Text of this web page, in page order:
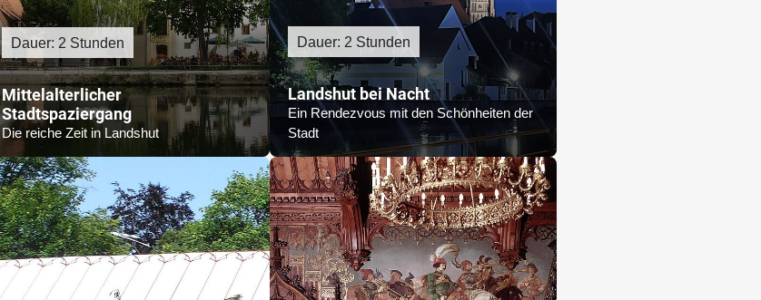
Dauer: 2 Stunden
Mittelalterlicher
Stadtspaziergang
Die reiche Zeit in Landshut
Dauer: 2 Stunden
Landshut bei Nacht
Ein Rendezvous mit den Schönheiten der
Stadt